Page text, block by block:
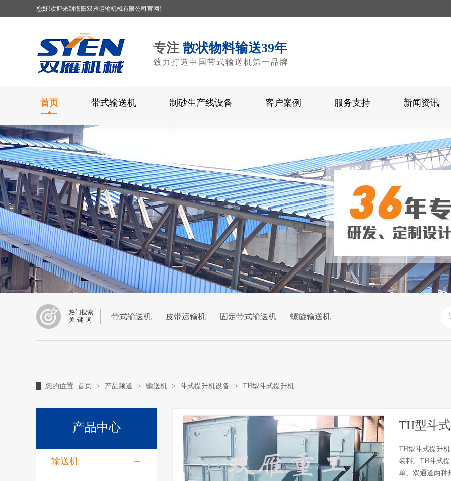
您好!欢迎来到衡阳双雁运输机械有限公司官网!
专注 散状物料输送39年
致力打造中国带式输送机第一品牌
首页 带式输送机 制砂生产线设备 客户案例 服务支持 新闻资讯
热门搜索
关键词
带式输送机 皮带运输机 固定带式输送机 螺旋输送机
您的位置: 首页 > 产品频道 > 输送机 > 斗式提升机设备 > TH型斗式提升机
产品中心
输送机
TH型斗
TH型斗式提升
装料。TH斗式
单、双通道两种